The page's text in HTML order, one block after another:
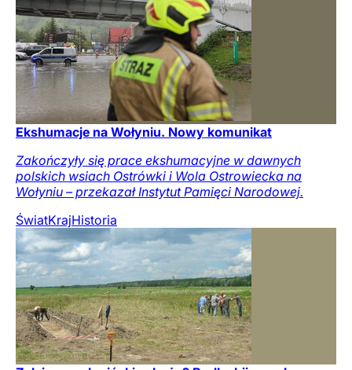
Ekshumacje na Wołyniu. Nowy komunikat
Zakończyły się prace ekshumacyjne w dawnych
polskich wsiach Ostrówki i Wola Ostrowiecka na
Wołyniu – przekazał Instytut Pamięci Narodowej.
ŚwiatKrajHistoria